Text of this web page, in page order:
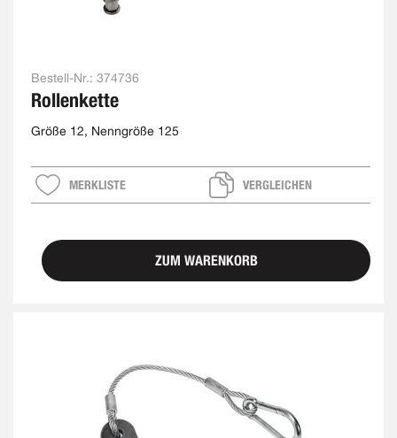
Bestell-Nr.: 374736
Rollenkette
Größe 12, Nenngröße 125
MERKLISTE VERGLEICHEN
ZUM WARENKORB